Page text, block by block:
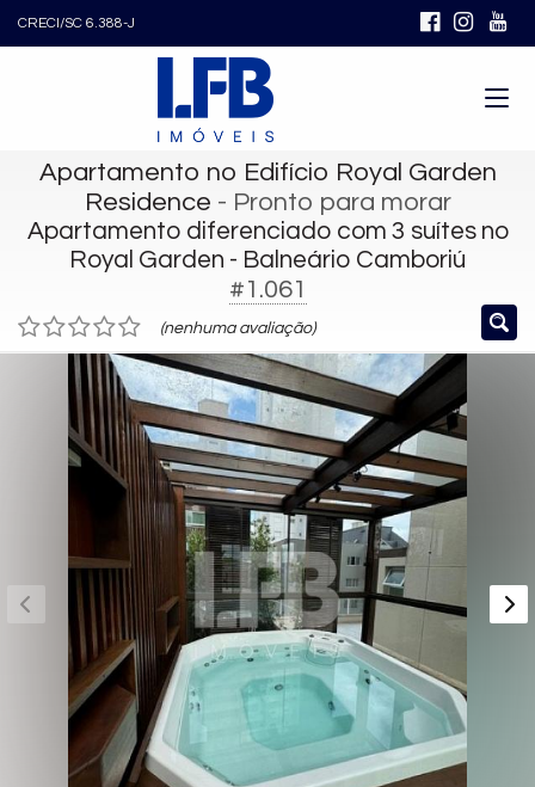
CRECI/SC 6.388-J
Apartamento no Edifício Royal Garden
Residence - Pronto para morar
Apartamento diferenciado com 3 suítes no
Royal Garden - Balneário Camboriú
#1.061
(nenhuma avaliação)